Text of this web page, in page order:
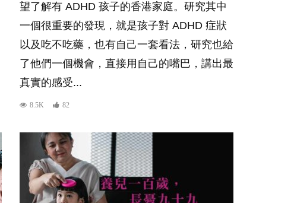
望了解有 ADHD 孩子的香港家庭。研究其中
一個很重要的發現，就是孩子對 ADHD 症狀
以及吃不吃藥，也有自己一套看法，研究也給
了他們一個機會，直接用自己的嘴巴，講出最
真實的感受...
8.5K 82